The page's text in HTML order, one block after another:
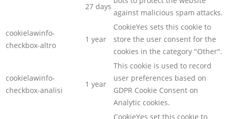
27 days
against malicious spam attacks.
cookielawinfo-
checkbox-altro
1 year
CookieYes sets this cookie to
store the user consent for the
cookies in the category "Other".
cookielawinfo-
checkbox-analisi
1 year
This cookie is used to record
user preferences based on
GDPR Cookie Consent on
Analytic cookies.
CookieYes set this cookie to